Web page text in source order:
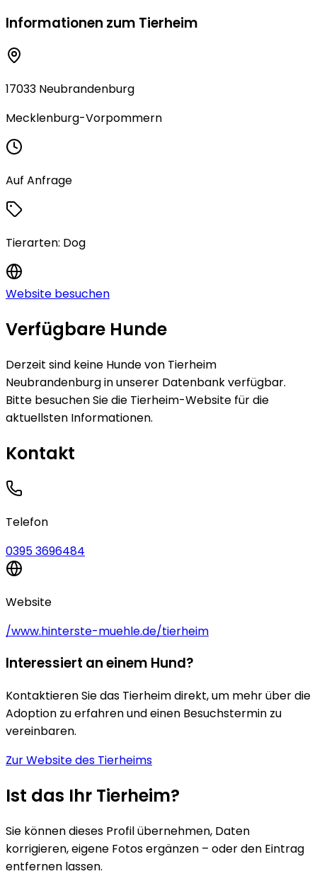
Informationen zum Tierheim
17033 Neubrandenburg
Mecklenburg-Vorpommern
Auf Anfrage
Tierarten: Dog
Website besuchen
Verfügbare Hunde
Derzeit sind keine Hundevon Tierheim
Neubrandenburgin unserer Datenbank verfügbar.
Bitte besuchen Sie die Tierheim-Website für die
aktuellsten Informationen.
Kontakt
Telefon
0395 3696484
Website
/www.hinterste-muehle.de/tierheim
Interessiert an einem Hund?
Kontaktieren Sie das Tierheim direkt, um mehr über die
Adoption zu erfahren und einen Besuchstermin zu
vereinbaren.
Zur Website des Tierheims
Ist das Ihr Tierheim?
Sie können dieses Profil übernehmen, Daten
korrigieren, eigene Fotos ergänzen – oder den Eintrag
entfernen lassen.